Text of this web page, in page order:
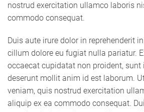
nostrud exercitation ullamco laboris
commodo consequat.
Duis aute irure dolor in reprehenderit
cillum dolore eu fugiat nulla pariatur.
occaecat cupidatat non proident,
deserunt mollit anim id est laborum.
veniam, quis nostrud exercitation
aliquip ex ea commodo consequat.